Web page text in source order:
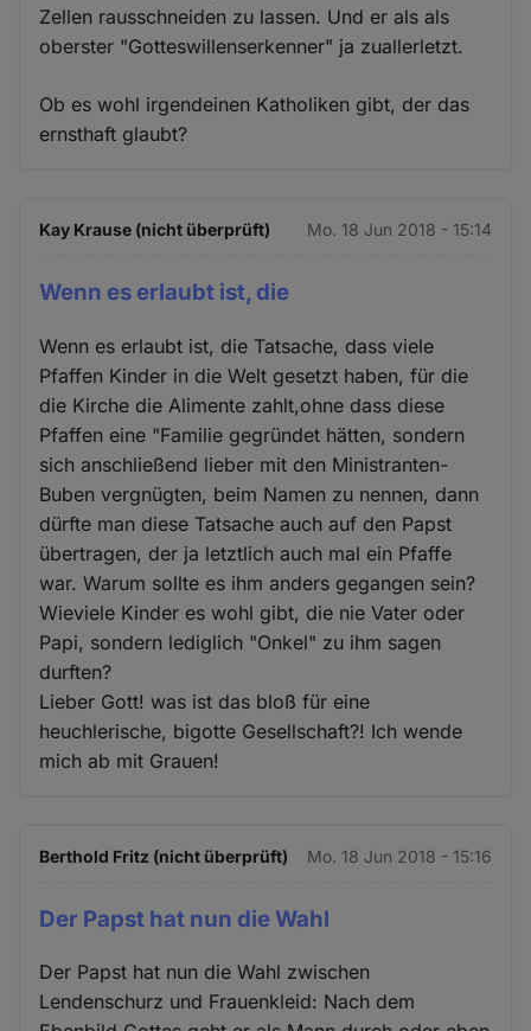
Zellen rausschneiden zu lassen. Und er als als
oberster "Gotteswillenserkenner" ja zuallerletzt.
Ob es wohl irgendeinen Katholiken gibt, der das
ernsthaft glaubt?
Kay Krause (nicht überprüft) Mo. 18 Jun 2018 - 15:14
Wenn es erlaubt ist, die
Wenn es erlaubt ist, die Tatsache, dass viele
Pfaffen Kinder in die Welt gesetzt haben, für die
die Kirche die Alimente zahlt,ohne dass diese
Pfaffen eine "Familie gegründet hätten, sondern
sich anschließend lieber mit den Ministranten-
Buben vergnügten, beim Namen zu nennen, dann
dürfte man diese Tatsache auch auf den Papst
übertragen, der ja letztlich auch mal ein Pfaffe
war. Warum sollte es ihm anders gegangen sein?
Wieviele Kinder es wohl gibt, die nie Vater oder
Papi, sondern lediglich "Onkel" zu ihm sagen
durften?
Lieber Gott! was ist das bloß für eine
heuchlerische, bigotte Gesellschaft?! Ich wende
mich ab mit Grauen!
Berthold Fritz (nicht überprüft) Mo. 18 Jun 2018 - 15:16
Der Papst hat nun die Wahl
Der Papst hat nun die Wahl zwischen
Lendenschurz und Frauenkleid: Nach dem